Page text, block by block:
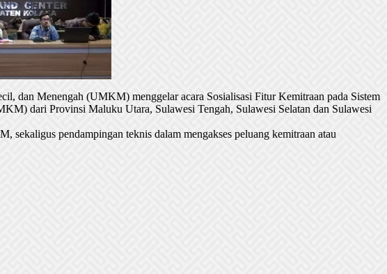
dan Menengah (UMKM) menggelar acara Sosialisasi Fitur Kemitraan pada Sistem
dari Provinsi Maluku Utara, Sulawesi Tengah, Sulawesi Selatan dan Sulawesi
pendampingan teknis dalam mengakses peluang kemitraan atau